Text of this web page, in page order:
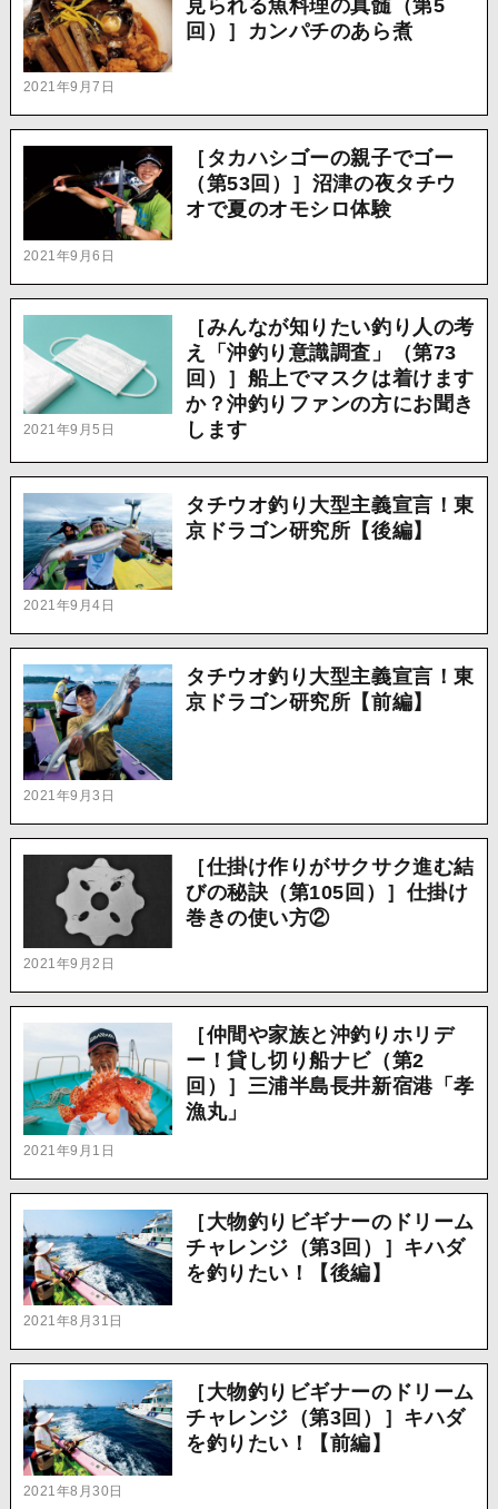
2021年9月7日
見られる魚料理の真髄（第5
回）］カンパチのあら煮
2021年9月6日
［タカハシゴーの親子でゴー
（第53回）］沼津の夜タチウ
オで夏のオモシロ体験
2021年9月5日
［みんなが知りたい釣り人の考
え「沖釣り意識調査」（第73
回）］船上でマスクは着けます
か？沖釣りファンの方にお聞き
します
2021年9月4日
タチウオ釣り大型主義宣言！東
京ドラゴン研究所【後編】
2021年9月3日
タチウオ釣り大型主義宣言！東
京ドラゴン研究所【前編】
2021年9月2日
［仕掛け作りがサクサク進む結
びの秘訣（第105回）］仕掛け
巻きの使い方②
2021年9月1日
［仲間や家族と沖釣りホリデ
ー！貸し切り船ナビ（第2
回）］三浦半島長井新宿港「孝
漁丸」
2021年8月31日
［大物釣りビギナーのドリーム
チャレンジ（第3回）］キハダ
を釣りたい！【後編】
2021年8月30日
［大物釣りビギナーのドリーム
チャレンジ（第3回）］キハダ
を釣りたい！【前編】